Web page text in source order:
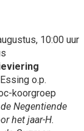
10:00 uur
o.p.
koorgroep
Negentiende
het jaar-H.